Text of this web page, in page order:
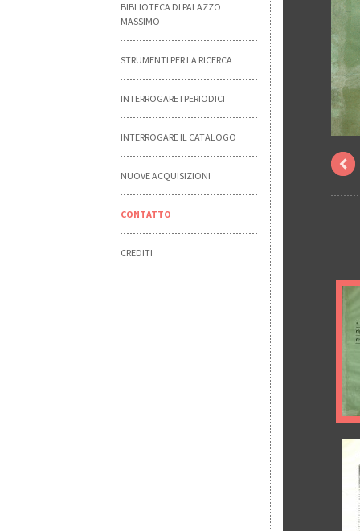
BIBLIOTECA DI PALAZZO
MASSIMO
STRUMENTI PER LA RICERCA
INTERROGARE I PERIODICI
INTERROGARE IL CATALOGO
NUOVE ACQUISIZIONI
CONTATTO
CREDITI